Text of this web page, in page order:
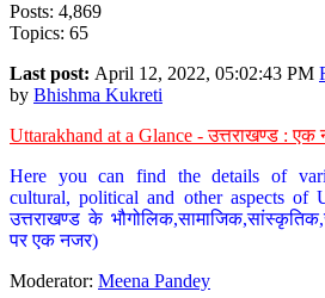
Posts: 4,869
Topics: 65
Last post: April 12, 2022, 05:02:43 PM
by Bhishma Kukreti
Uttarakhand at a Glance - उत्तराखण्ड : एक
Here you can find the details of
cultural, political and other aspects of
उत्तराखण्ड के
पर एक नजर)
Moderator: Meena Pandey